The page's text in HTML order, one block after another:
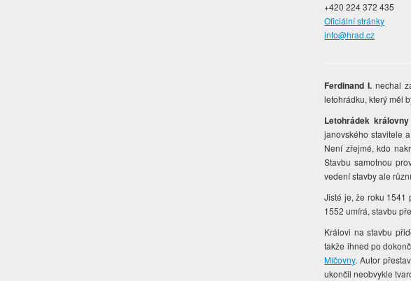
+420 224 372 435
Oficiální stránky
info@hrad.cz
Ferdinand I. nechal
letohrádku, který měl
Letohrádek
janovského stavitele
Není zřejmé, kdo
Stavbu samotnou
vedení stavby ale
Jisté je, že roku 1541
1552 umírá, stavbu
Královi na stavbu
takže ihned po
Míčovny. Autor
ukončil neobvykle